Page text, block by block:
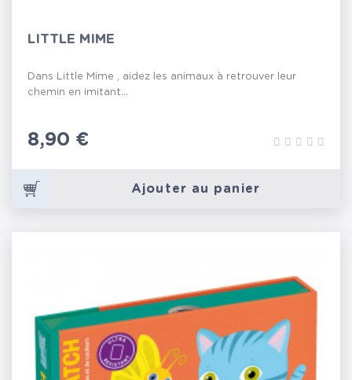
LITTLE MIME
Dans Little Mime , aidez les animaux à retrouver leur
chemin en imitant...
Prix
8,90 €
Ajouter au panier